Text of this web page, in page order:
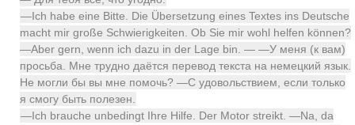
—Ich habe eine Bitte. Die Übersetzung eines Textes ins Deutsche
macht mir große Schwierigkeiten. Ob Sie mir wohl helfen können?
—Aber gern, wenn ich dazu in der Lage bin. — —У меня (к вам)
просьба. Мне трудно даётся перевод текста на немецкий язык.
Не могли бы вы мне помочь? —С удовольствием, если только
я смогу быть полезен.
—Ich brauche unbedingt Ihre Hilfe. Der Motor streikt. —Na, da